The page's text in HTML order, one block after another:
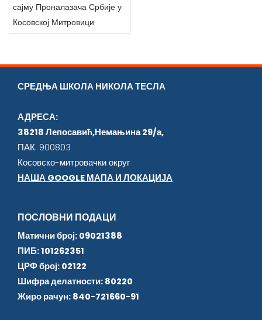
сајму Проналазача Србије у
Косовској Митровици
СРЕДЊА ШКОЛА НИКОЛА ТЕСЛА
АДРЕСА:
38218 Лепосавић,Немањина 29/а,
ПАК: 900803
Косовско-митровачки округ
НАША GOOGLE МАПА И ЛОКАЦИЈА
ПОСЛОВНИ ПОДАЦИ
Матични број: 09021388
ПИБ: 101262351
ЦРФ број: 02122
Шифра делатности: 80220
Жиро рачун: 840-721660-91